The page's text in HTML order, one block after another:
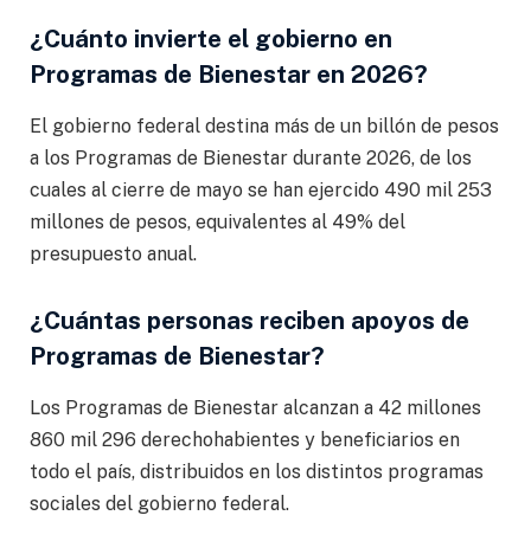
¿Cuánto invierte el gobierno en
Programas de Bienestar en 2026?
El gobierno federal destina más de un billón de pesos
a los Programas de Bienestar durante 2026, de los
cuales al cierre de mayo se han ejercido 490 mil 253
millones de pesos, equivalentes al 49% del
presupuesto anual.
¿Cuántas personas reciben apoyos de
Programas de Bienestar?
Los Programas de Bienestar alcanzan a 42 millones
860 mil 296 derechohabientes y beneficiarios en
todo el país, distribuidos en los distintos programas
sociales del gobierno federal.